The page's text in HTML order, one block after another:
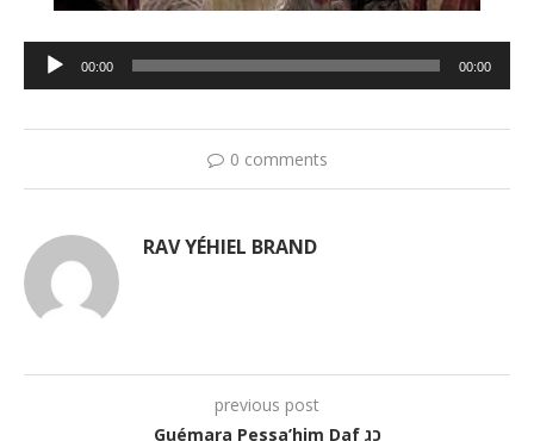
Lecteur
audio
00:00 00:00
0 comments
RAV YÉHIEL BRAND
previous post
Guémara Pessa’him Daf כג